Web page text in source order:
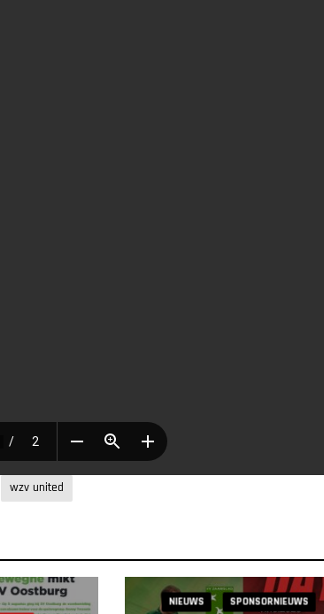
wzv united
NIEUWS SPONSORNIEUWS